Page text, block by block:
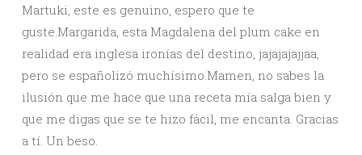
Martuki, este es genuino, espero que te
guste.Margarida, esta Magdalena del plum cake en
realidad era inglesa ironías del destino, jajajajajjaa,
pero se españolizó muchísimo.Mamen, no sabes la
ilusión que me hace que una receta mía salga bien y
que me digas que se te hizo fácil, me encanta. Gracias
a tí. Un beso.